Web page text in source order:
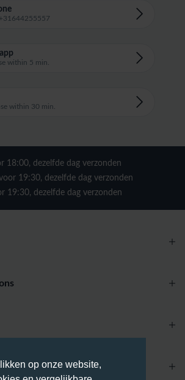
op onze website,
within 5 min.
within 30 min.
18:00, dezelfde dag verzonden
19:30, dezelfde dag verzonden
19:30, dezelfde dag verzonden